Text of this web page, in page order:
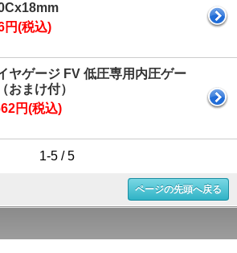
円(税込)
ヤゲージ FV 低圧専用内圧ゲー
おまけ付）
円(税込)
1-5 / 5
ページの先頭へ戻る